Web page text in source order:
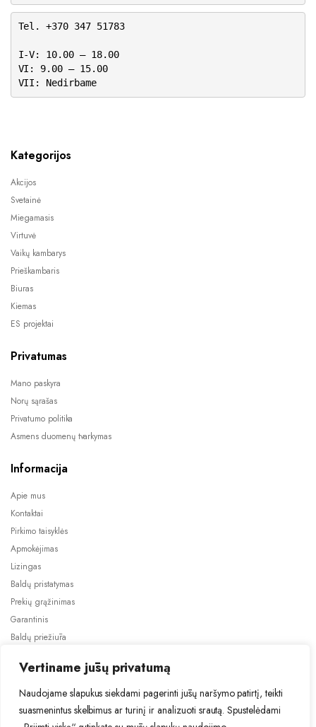
Vertiname jūsų privatumą
Naudojame slapukus siekdami pagerinti jūsų naršymo patirtį, teikti
suasmenintus skelbimus ar turinį ir analizuoti srautą. Spustelėdami
Tel. +370 347 51783
I-V: 10.00 – 18.00
VI: 9.00 – 15.00
VII: Nedirbame
Kategorijos
Akcijos
Svetainė
Miegamasis
Virtuvė
Vaikų kambarys
Prieškambaris
Biuras
Kiemas
ES projektai
Privatumas
Mano paskyra
Norų sąrašas
Privatumo politika
Asmens duomenų tvarkymas
Informacija
Apie mus
Kontaktai
Pirkimo taisyklės
Apmokėjimas
Lizingas
Baldų pristatymas
Prekių grąžinimas
Garantinis
Baldų priežiūra